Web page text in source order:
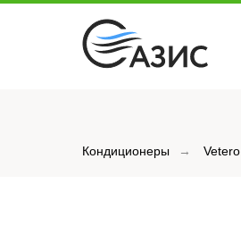
Кондиционеры → Vetero